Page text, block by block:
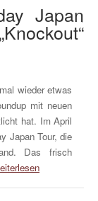
Japan
wieder etwas
mit neuen
hat. Im April
Japan Tour, die
Das frisch